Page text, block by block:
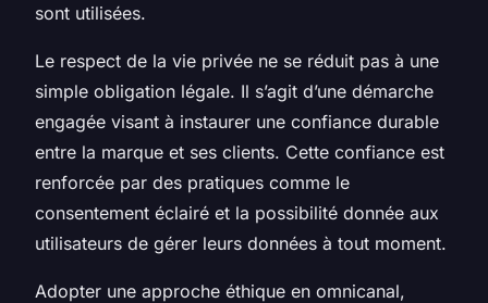
sont utilisées.
Le respect de la vie privée ne se réduit pas à une
simple obligation légale. Il s’agit d’une démarche
engagée visant à instaurer une confiance durable
entre la marque et ses clients. Cette confiance est
renforcée par des pratiques comme le
consentement éclairé et la possibilité donnée aux
utilisateurs de gérer leurs données à tout moment.
Adopter une approche éthique en omnicanal,